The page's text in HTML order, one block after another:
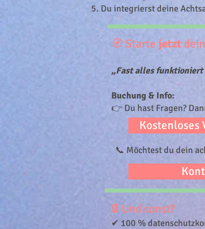
Du integrierst deine
🧭 Starte jetzt
„Fast alles funktioniert
Buchung & Info:
👉 Du hast Fragen?
Kostenloses
📞 Möchtest du dein
🔒 Und sonst?
✔ 100 %